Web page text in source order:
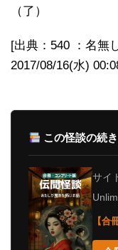
（了）
[出典：540 ：名無
2017/08/16(水)
この怪談の続
サイ
【合